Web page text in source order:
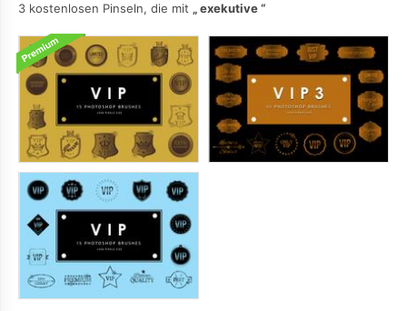
3 kostenlosen Pinseln, die mit
exekutive